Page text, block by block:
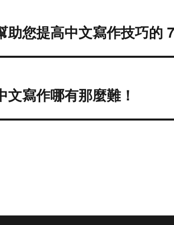
助您提高中文寫作技巧的
寫作哪有那麼難！